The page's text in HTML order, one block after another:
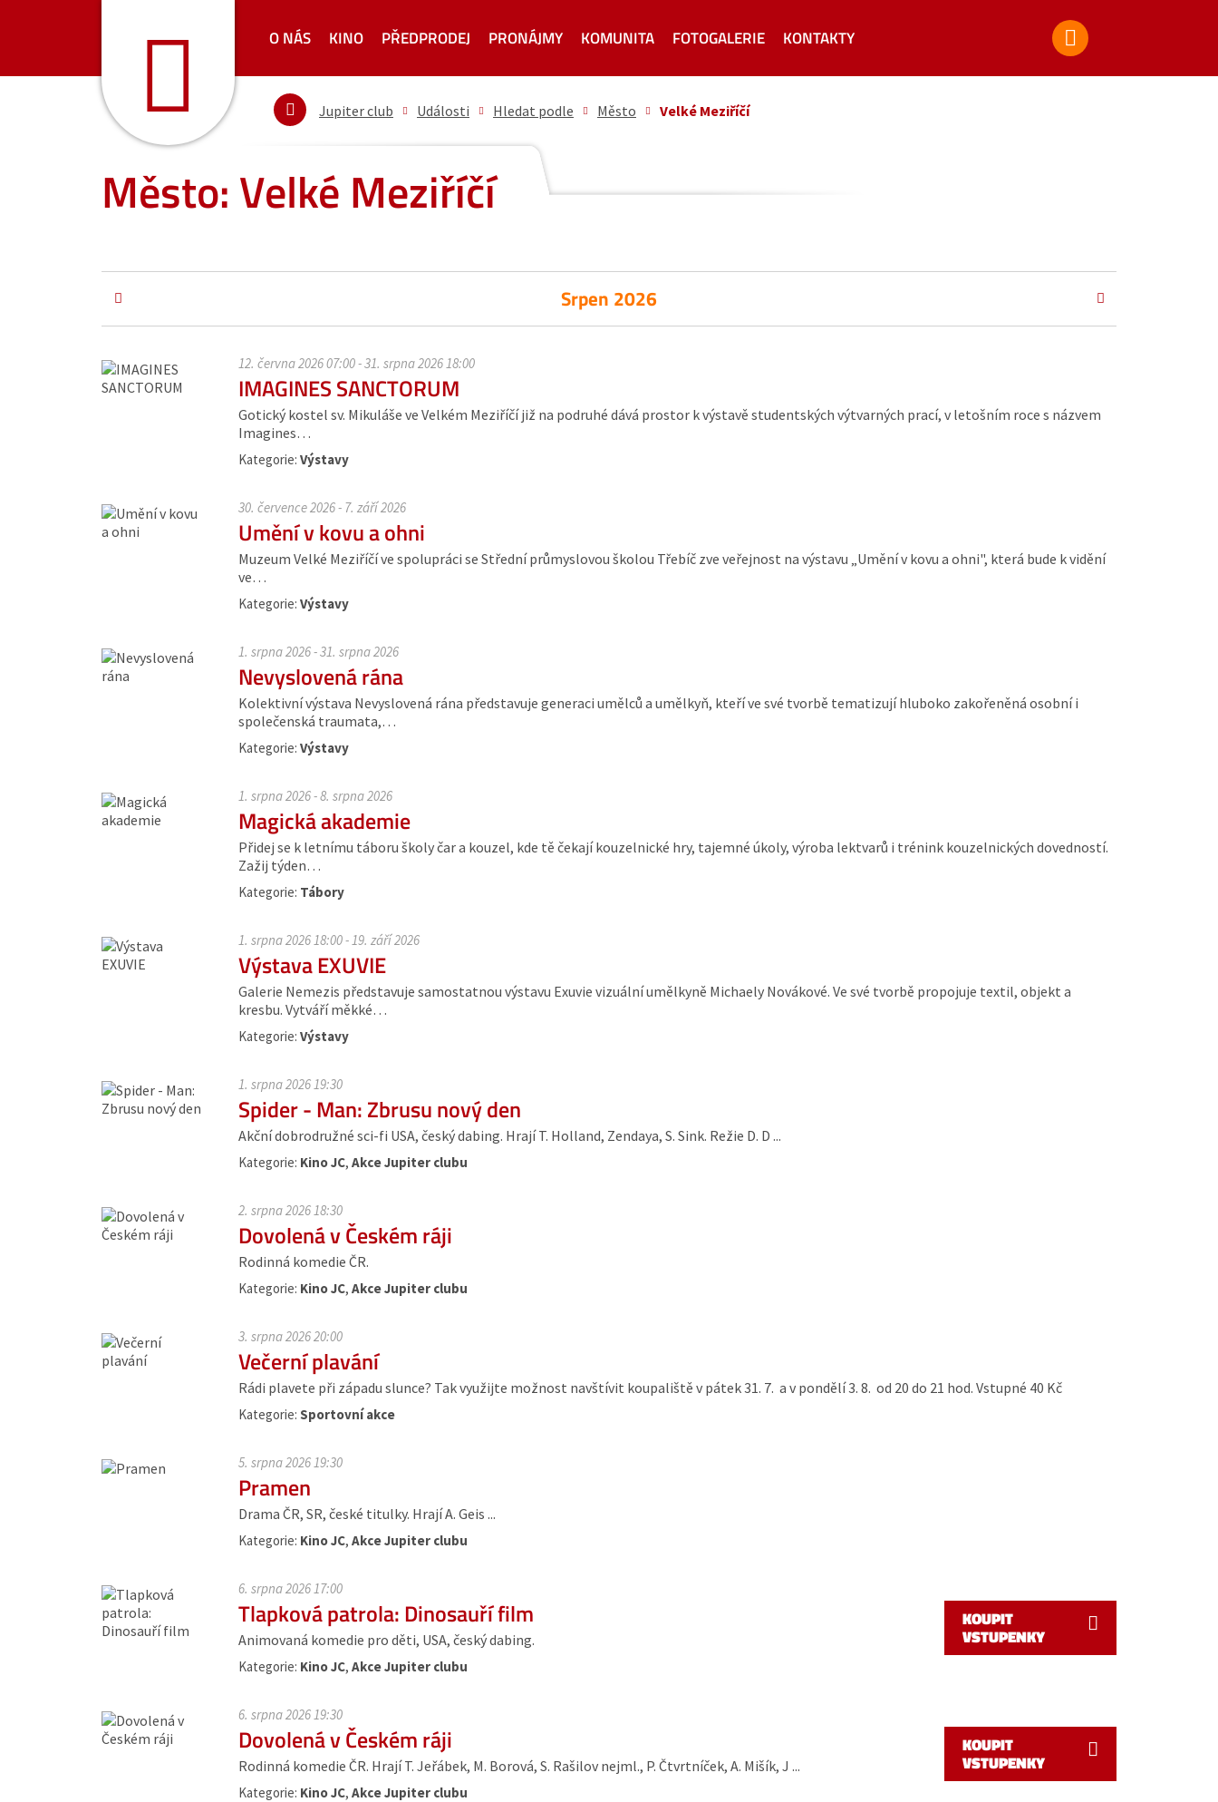
O NÁS KINO PŘEDPRODEJ PRONÁJMY KOMUNITA FOTOGALERIE KONTAKTY
Jupiter club Události Hledat podle Město Velké Meziříčí
Město: Velké Meziříčí
Srpen 2026
12. června 2026 07:00 - 31. srpna 2026 18:00
IMAGINES SANCTORUM
Gotický kostel sv. Mikuláše ve Velkém Meziříčí již na podruhé dává prostor k výstavě studentských výtvarných prací, v letošním roce s názvem
Imagines…
Kategorie: Výstavy
30. července 2026 - 7. září 2026
Umění v kovu a ohni
Muzeum Velké Meziříčí ve spolupráci se Střední průmyslovou školou Třebíč zve veřejnost na výstavu „Umění v kovu a ohni", která bude k vidění
ve…
Kategorie: Výstavy
1. srpna 2026 - 31. srpna 2026
Nevyslovená rána
Kolektivní výstava Nevyslovená rána představuje generaci umělců a umělkyň, kteří ve své tvorbě tematizují hluboko zakořeněná osobní i
společenská traumata,…
Kategorie: Výstavy
1. srpna 2026 - 8. srpna 2026
Magická akademie
Přidej se k letnímu táboru školy čar a kouzel, kde tě čekají kouzelnické hry, tajemné úkoly, výroba lektvarů i trénink kouzelnických dovedností.
Zažij týden…
Kategorie: Tábory
1. srpna 2026 18:00 - 19. září 2026
Výstava EXUVIE
Galerie Nemezis představuje samostatnou výstavu Exuvie vizuální umělkyně Michaely Novákové. Ve své tvorbě propojuje textil, objekt a
kresbu. Vytváří měkké…
Kategorie: Výstavy
1. srpna 2026 19:30
Spider - Man: Zbrusu nový den
Akční dobrodružné sci-fi USA, český dabing. Hrají T. Holland, Zendaya, S. Sink. Režie D. D ...
Kategorie: Kino JC,Akce Jupiter clubu
2. srpna 2026 18:30
Dovolená v Českém ráji
Rodinná komedie ČR.
Kategorie: Kino JC,Akce Jupiter clubu
3. srpna 2026 20:00
Večerní plavání
Rádi plavete při západu slunce? Tak využijte možnost navštívit koupaliště v pátek 31. 7. a v pondělí 3. 8. od 20 do 21 hod. Vstupné 40 Kč
Kategorie: Sportovní akce
5. srpna 2026 19:30
Pramen
Drama ČR, SR, české titulky. Hrají A. Geis ...
Kategorie: Kino JC,Akce Jupiter clubu
6. srpna 2026 17:00
Tlapková patrola: Dinosauří film
Animovaná komedie pro děti, USA, český dabing.
Kategorie: Kino JC,Akce Jupiter clubu
KOUPIT
VSTUPENKY
6. srpna 2026 19:30
Dovolená v Českém ráji
Rodinná komedie ČR. Hrají T. Jeřábek, M. Borová, S. Rašilov nejml., P. Čtvrtníček, A. Mišík, J ...
Kategorie: Kino JC,Akce Jupiter clubu
KOUPIT
VSTUPENKY